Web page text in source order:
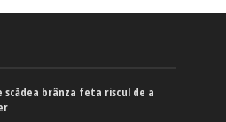
scădea brânza feta riscul de a